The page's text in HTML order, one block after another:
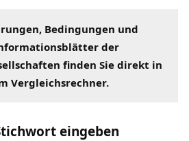
, Bedingungen und
der
finden Sie direkt in
Vergleichsrechner.
eingeben